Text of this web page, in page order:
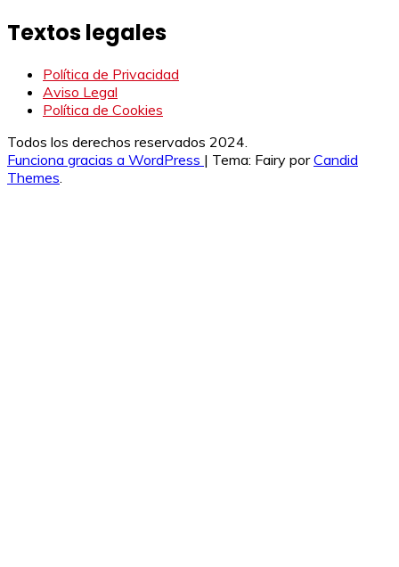
Textos legales
Política de Privacidad
Aviso Legal
Política de Cookies
Todos los derechos reservados 2024.
Funciona gracias a WordPress | Tema: Fairy porCandid
Themes.